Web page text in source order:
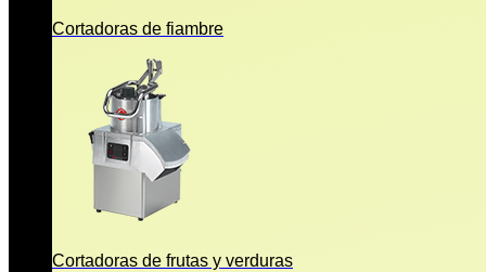
Cortadoras de fiambre
Cortadoras de frutas y verduras